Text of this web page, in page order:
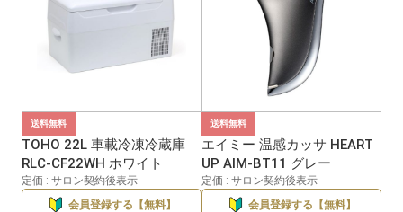
送料無料
TOHO 22L 車載冷凍冷蔵庫
RLC-CF22WH ホワイト
定価 : サロン契約後表示
会員登録する【無料】
送料無料
エイミー 温感カッサ HEART
UP AIM-BT11 グレー
定価 : サロン契約後表示
会員登録する【無料】